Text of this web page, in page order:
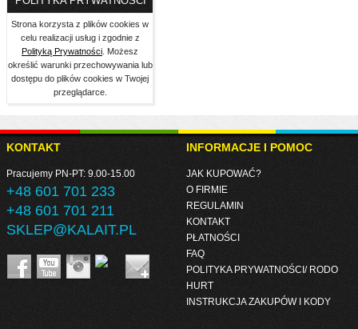
Strona korzysta z plików cookies w
celu realizacji usług i zgodnie z
Polityką Prywatności . Możesz
określić warunki przechowywania lub
dostępu do plików cookies w Twojej
przeglądarce.
KONTAKT
Pracujemy PN-PT: 9.00-15.00
+48 601 701 233
+48 601 701 211
SKLEP@KALAIT.PL
INFORMACJE I POMOC
JAK KUPOWAĆ?
O FIRMIE
REGULAMIN
KONTAKT
PŁATNOŚCI
FAQ
POLITYKA PRYWATNOŚCI/ RODO
HURT
INSTRUKCJA ZAKUPÓW I KODY